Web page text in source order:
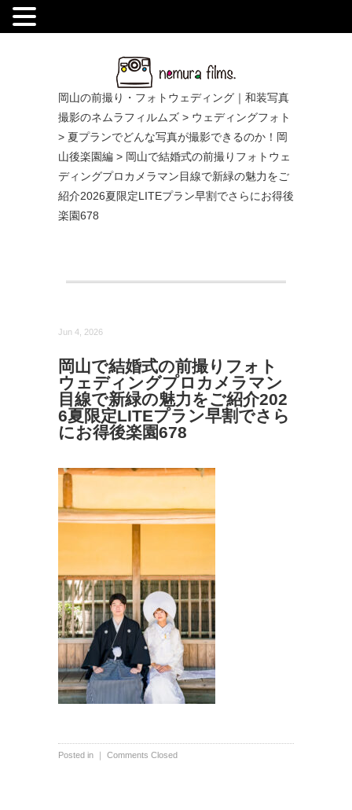
岡山の前撮り・フォトウェディング｜和装写真
撮影のネムラフィルムズ > ウェディングフォト
> 夏プランでどんな写真が撮影できるのか！岡
山後楽園編 > 岡山で結婚式の前撮りフォトウェ
ディングプロカメラマン目線で新緑の魅力をご
紹介2026夏限定LITEプラン早割でさらにお得後
楽園678
Jun 4, 2026
岡山で結婚式の前撮りフォト
ウェディングプロカメラマン
目線で新緑の魅力をご紹介202
6夏限定LITEプラン早割でさら
にお得後楽園678
Posted in ｜ Comments Closed